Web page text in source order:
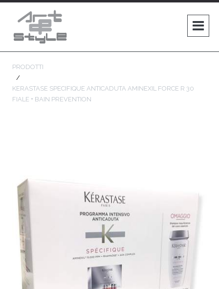
PRODOTTI
KERASTASE SPECIFIQUE ANTICADUTA AMINEXIL FORCE R 30
FIALE + BAIN PREVENTION